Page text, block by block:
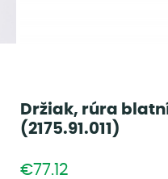
Držiak, rúra
(2175.91.011)
€77.12